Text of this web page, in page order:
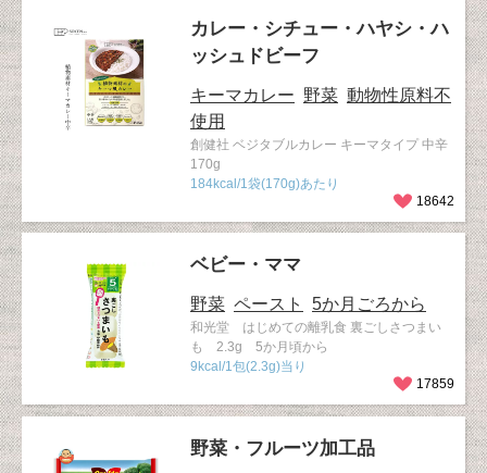
カレー・シチュー・ハヤシ・ハ
ッシュドビーフ
キーマカレー 野菜 動物性原料不
使用
創健社 ベジタブルカレー キーマタイプ 中辛
170g
184kcal/1袋(170g)あたり
18642
ベビー・ママ
野菜 ペースト 5か月ごろから
和光堂 はじめての離乳食 裏ごしさつまい
も 2.3g 5か月頃から
9kcal/1包(2.3g)当り
17859
野菜・フルーツ加工品